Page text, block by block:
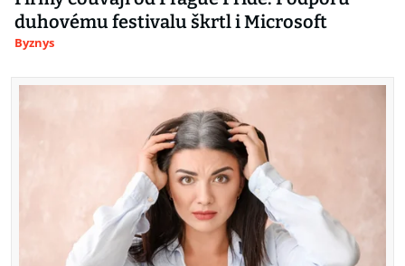
duhovému festivalu škrtl i Microsoft
Byznys